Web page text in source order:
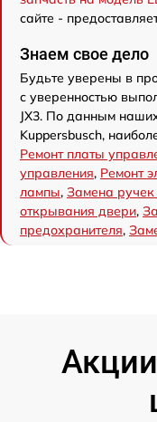
сайте -
Знаем свое дело
Будьте уверены в
с уверенностью
JX3. По данным
Kuppersbusch,
Ремонт платы
управления, Ремонт
лампы, Замена ручек
открывания двери,
предохранителя,